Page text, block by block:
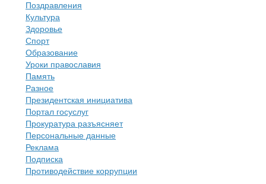
Поздравления
Культура
Здоровье
Спорт
Образование
Уроки православия
Память
Разное
Президентская инициатива
Портал госуслуг
Прокуратура разъясняет
Персональные данные
Реклама
Подписка
Противодействие коррупции